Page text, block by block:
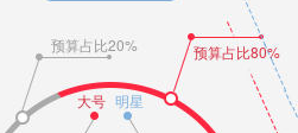
大号
预算占比80%
预算占比20%
明星